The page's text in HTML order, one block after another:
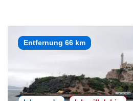
Entfernung 66 km